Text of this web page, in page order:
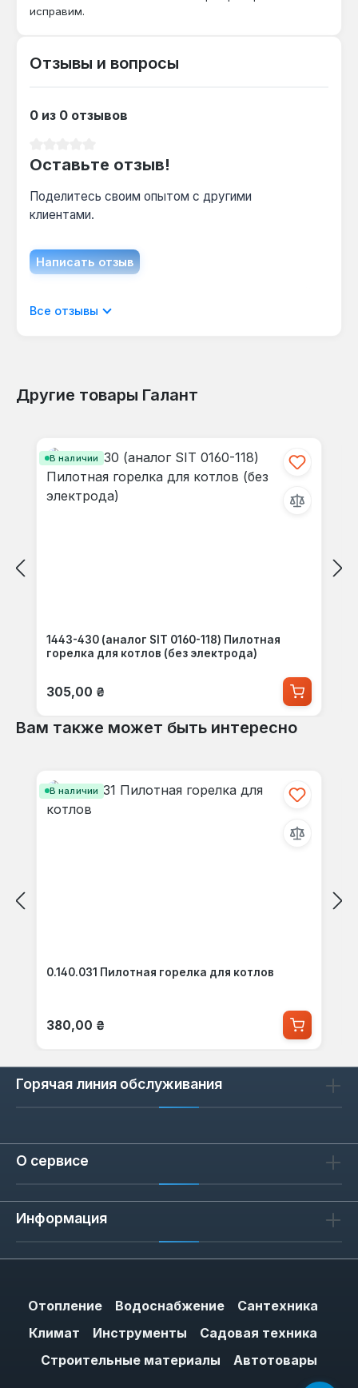
исправим.
Отзывы и вопросы
0 из 0 отзывов
Оставьте отзыв!
Поделитесь своим опытом с другими
клиентами.
Написать отзыв
Отображать отзывы только на текущем
Все отзывы
Другие товары Галант
В наличии
1443-430 (аналог SIT 0160-118) Пилотная
горелка для котлов (без электрода)
Обычная цена:
305,00 ₴
Вам также может быть интересно
В наличии
0.140.031 Пилотная горелка для котлов
Обычная цена:
380,00 ₴
Горячая линия обслуживания
О сервисе
Информация
Отопление Водоснабжение
Сантехника
Климат
Инструменты
Садовая техника
Строительные материалы
Автотовары